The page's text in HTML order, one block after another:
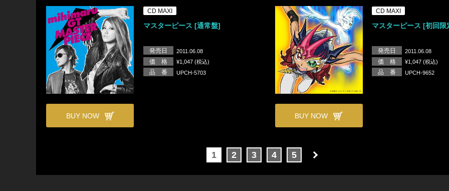
BUY NOW
CD MAXI
マスターピース [通常盤]
発売日 2011.06.08
価 格 ¥1,047 (税込)
品 番 UPCH-5703
BUY NOW
CD MAXI
マスターピース [初回限
発売日 2011.06.08
価 格 ¥1,047 (税込)
品 番 UPCH-9652
1 2 3 4 5